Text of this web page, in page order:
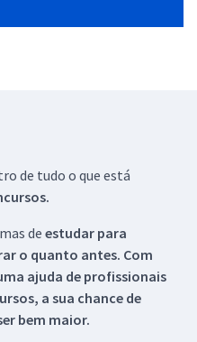
de tudo o que está
de estudar para
o quanto antes. Com
ajuda de profissionais
a sua chance de
bem maior.